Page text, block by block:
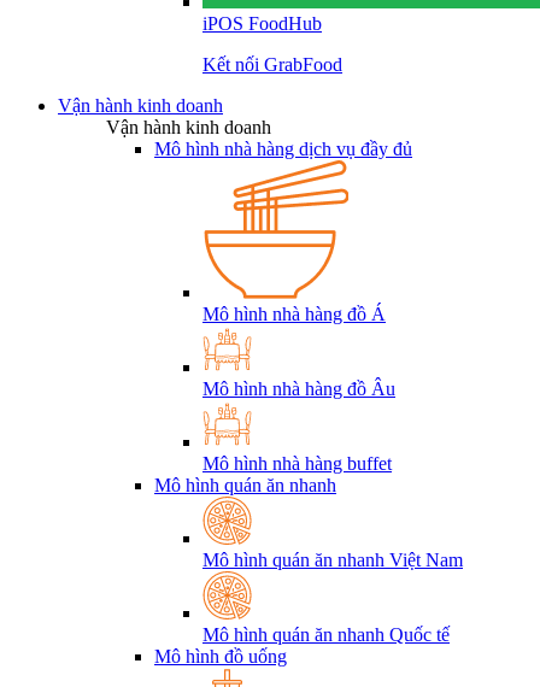
iPOS FoodHub
Kết nối GrabFood
Vận hành kinh doanh
Vận hành kinh doanh
Mô hình nhà hàng dịch vụ đầy đủ
Mô hình nhà hàng đồ Á
Mô hình nhà hàng đồ Âu
Mô hình nhà hàng buffet
Mô hình quán ăn nhanh
Mô hình quán ăn nhanh Việt Nam
Mô hình quán ăn nhanh Quốc tế
Mô hình đồ uống